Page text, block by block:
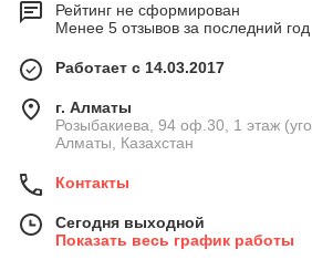
Рейтинг не сформирован
Менее 5 отзывов за последний год
Работает с 14.03.2017
г. Алматы
Розыбакиева, 94 оф.30, 1 этаж
Алматы, Казахстан
Контакты
Сегодня выходной
Показать весь график работы